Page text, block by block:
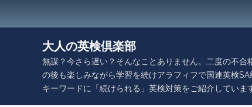
to
大人の英検倶楽部
無謀？今さら遅い？そんなことありません。二度の不合
の後も楽しみながら学習を続けアラフィフで国連英検
キーワードに「続けられる」英検対策をご紹介していま